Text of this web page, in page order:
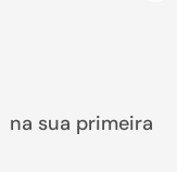
na sua primeira